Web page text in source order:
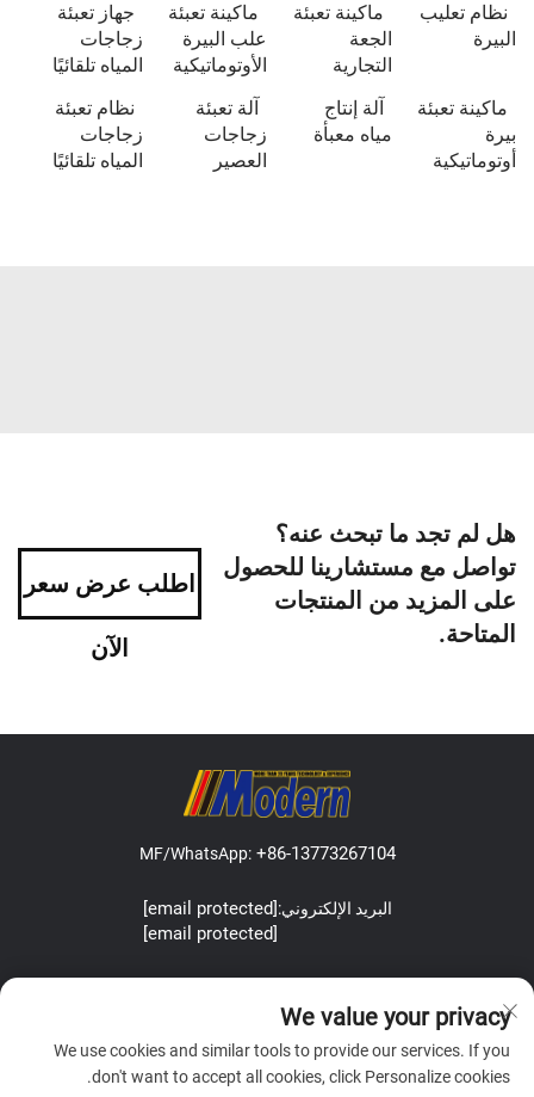
نظام تعليب
البيرة
ماكينة تعبئة
الجعة
التجارية
ماكينة تعبئة
علب البيرة
الأوتوماتيكية
جهاز تعبئة
زجاجات
المياه تلقائيًا
ماكينة تعبئة
بيرة
أوتوماتيكية
آلة إنتاج
مياه معبأة
آلة تعبئة
زجاجات
العصير
نظام تعبئة
زجاجات
المياه تلقائيًا
هل لم تجد ما تبحث عنه؟
تواصل مع مستشارينا للحصول
على المزيد من المنتجات
المتاحة.
اطلب عرض سعر
الآن
MF/WhatsApp:+86-13773267104
البريد الإلكتروني:[email protected]
[email protected]
We value your privacy
We use cookies and similar tools to provide our services. If you
don't want to accept all cookies, click Personalize cookies.